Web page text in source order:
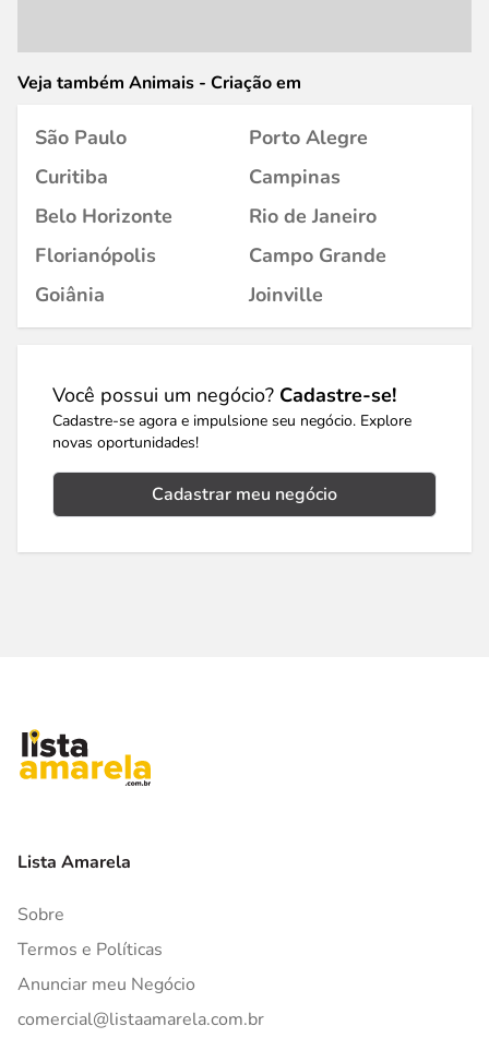
Veja também Animais - Criação em
São Paulo
Porto Alegre
Curitiba
Campinas
Belo Horizonte
Rio de Janeiro
Florianópolis
Campo Grande
Goiânia
Joinville
Você possui um negócio? Cadastre-se!
Cadastre-se agora e impulsione seu negócio. Explore
novas oportunidades!
Cadastrar meu negócio
Lista Amarela
Sobre
Termos e Políticas
Anunciar meu Negócio
comercial@listaamarela.com.br